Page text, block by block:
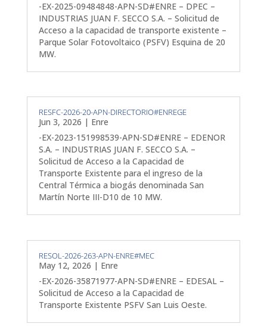
-EX-2025-09484848-APN-SD#ENRE – DPEC –
INDUSTRIAS JUAN F. SECCO S.A. – Solicitud de
Acceso a la capacidad de transporte existente –
Parque Solar Fotovoltaico (PSFV) Esquina de 20
MW.
RESFC-2026-20-APN-DIRECTORIO#ENREGE
Jun 3, 2026 | Enre
-EX-2023-151998539-APN-SD#ENRE – EDENOR
S.A. – INDUSTRIAS JUAN F. SECCO S.A. –
Solicitud de Acceso a la Capacidad de
Transporte Existente para el ingreso de la
Central Térmica a biogás denominada San
Martín Norte III-D10 de 10 MW.
RESOL-2026-263-APN-ENRE#MEC
May 12, 2026 | Enre
-EX-2026-35871977-APN-SD#ENRE – EDESAL –
Solicitud de Acceso a la Capacidad de
Transporte Existente PSFV San Luis Oeste.